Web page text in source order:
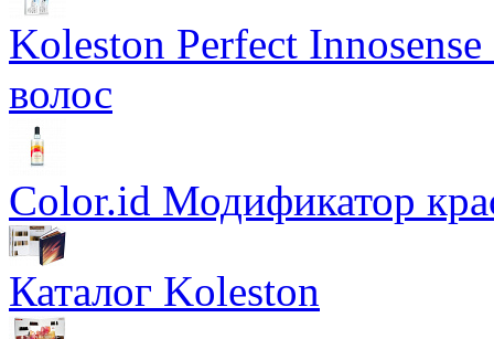
Koleston Perfect Innosense
волос
Color.id Модификатор
Каталог Koleston